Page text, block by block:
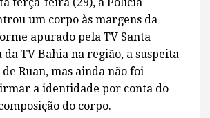
um corpo às margens da
apurado pela TV Santa
TV Bahia na região, a suspeita
de Ruan, mas ainda não foi
a identidade por conta do
do corpo.